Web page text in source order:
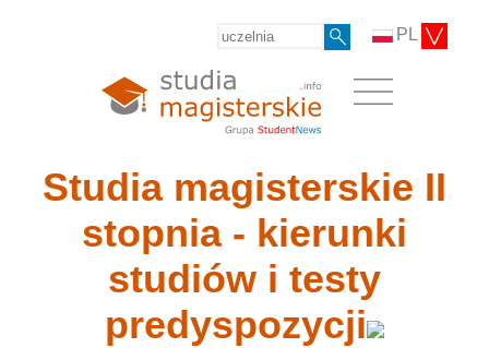
PL
Studia magisterskie II
stopnia - kierunki
studiów i testy
predyspozycji